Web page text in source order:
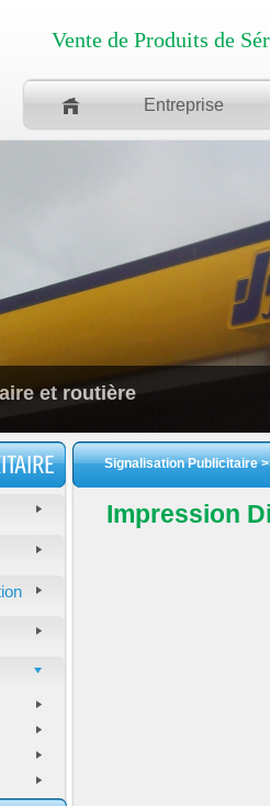
Vente de Produits de
Entreprise
et routière
Signalisation Publicitaire
Impression